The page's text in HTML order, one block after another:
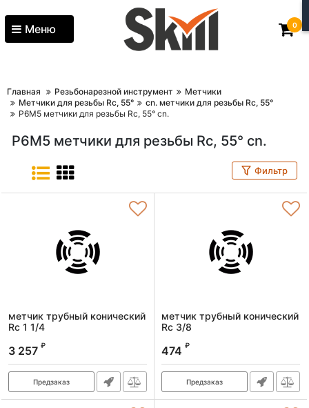
Меню 0
Главная Резьбонарезной инструмент
Метчики
Метчики для резьбы Rc, 55°
cn. метчики для резьбы Rc, 55°
P6M5 метчики для резьбы Rc, 55° cn.
P6M5 метчики для резьбы Rc, 55° cn.
Фильтр
метчик трубный конический
Rс 1 1/4
Артикул:
3 257 ₽
Предзаказ
метчик трубный конический
Rс 3/8
Артикул:
474 ₽
Предзаказ